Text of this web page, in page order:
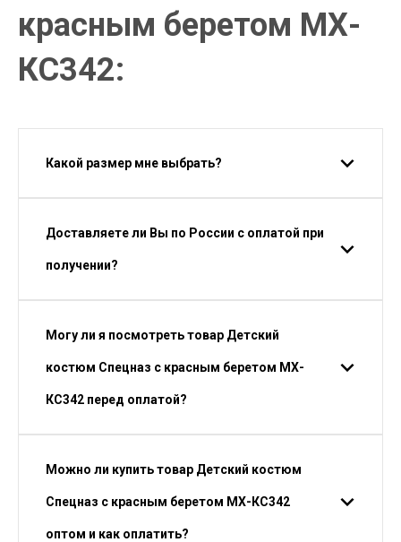
красным беретом МХ-
КС342:
Какой размер мне выбрать?
Доставляете ли Вы по России с оплатой при
получении?
Могу ли я посмотреть товар Детский
костюм Спецназ с красным беретом МХ-
КС342 перед оплатой?
Можно ли купить товар Детский костюм
Спецназ с красным беретом МХ-КС342
оптом и как оплатить?